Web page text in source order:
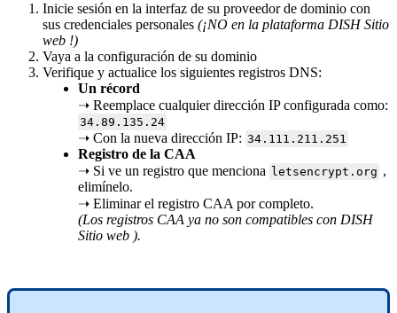
Inicie sesión en la interfaz de su proveedor de dominio con
sus credenciales personales (¡NO en la plataforma DISH Sitio
web !)
Vaya a la configuración de su dominio
Verifique y actualice los siguientes registros DNS:
Un récord
➝ Reemplace cualquier dirección IP configurada como:
34.89.135.24
➝ Con la nueva dirección IP: 34.111.211.251
Registro de la CAA
➝ Si ve un registro que menciona letsencrypt.org ,
elimínelo.
➝ Eliminar el registro CAA por completo.
(Los registros CAA ya no son compatibles con DISH
Sitio web ).